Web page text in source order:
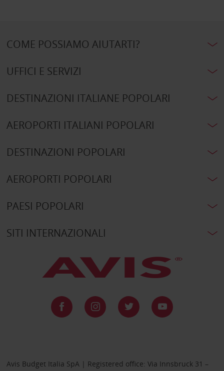
COME POSSIAMO AIUTARTI?
UFFICI E SERVIZI
DESTINAZIONI ITALIANE POPOLARI
AEROPORTI ITALIANI POPOLARI
DESTINAZIONI POPOLARI
AEROPORTI POPOLARI
PAESI POPOLARI
SITI INTERNAZIONALI
Avis Budget Italia SpA | Registered office: Via Innsbruck 31 –